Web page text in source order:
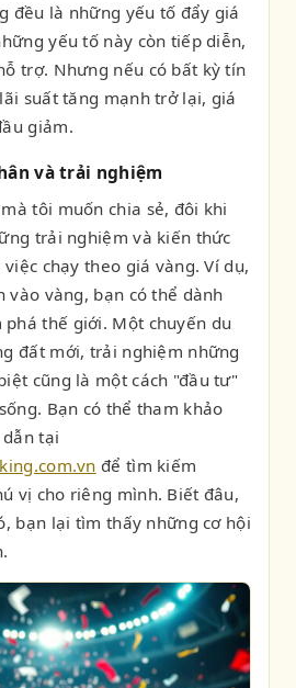
đều là những yếu tố đẩy giá
yếu tố này còn tiếp diễn,
trợ. Nhưng nếu có bất kỳ tín
suất tăng mạnh trở lại, giá
giảm.
và trải nghiệm
tôi muốn chia sẻ, đôi khi
trải nghiệm và kiến thức
chạy theo giá vàng. Ví dụ,
vào vàng, bạn có thể dành
thế giới. Một chuyến du
đất mới, trải nghiệm những
cũng là một cách "đầu tư"
Bạn có thể tham khảo
tại
để tìm kiếm
vị cho riêng mình. Biết đâu,
bạn lại tìm thấy những cơ hội